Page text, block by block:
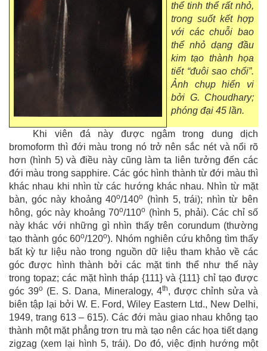
thể tinh thể rất nhỏ,
trong suốt kết hợp
với các chuỗi bao
thể nhỏ dạng đầu
kim tạo thành họa
tiết “đuôi sao chổi”.
Ảnh chụp hiển vi
bởi G. Choudhary;
phóng đại 45 lần.
Khi viên đá này được ngâm trong dung dịch
bromoform thì đới màu trong nó trở nên sắc nét và nổi rõ
hơn (hình 5) và điều này cũng làm ta liên tưởng đến các
đới màu trong sapphire. Các góc hình thành từ đới màu thì
khác nhau khi nhìn từ các hướng khác nhau. Nhìn từ mặt
bàn, góc này khoảng 40o/140o (hình 5, trái); nhìn từ bên
hông, góc này khoảng 70o/110o (hình 5, phải). Các chỉ số
này khác với những gì nhìn thấy trên corundum (thường
tạo thành góc 60o/120o). Nhóm nghiên cứu không tìm thấy
bất kỳ tư liệu nào trong nguồn dữ liệu tham khảo về các
góc được hình thành bởi các mặt tinh thể như thế này
trong topaz; các mặt hình tháp {111} và {111} chỉ tạo được
góc 39o (E. S. Dana, Mineralogy, 4th, được chỉnh sửa và
biên tập lại bởi W. E. Ford, Wiley Eastern Ltd., New Delhi,
1949, trang 613 – 615). Các đới màu giao nhau không tạo
thành một mặt phẳng trơn tru mà tạo nên các họa tiết dạng
zigzag (xem lại hình 5, trái). Do đó, việc định hướng một